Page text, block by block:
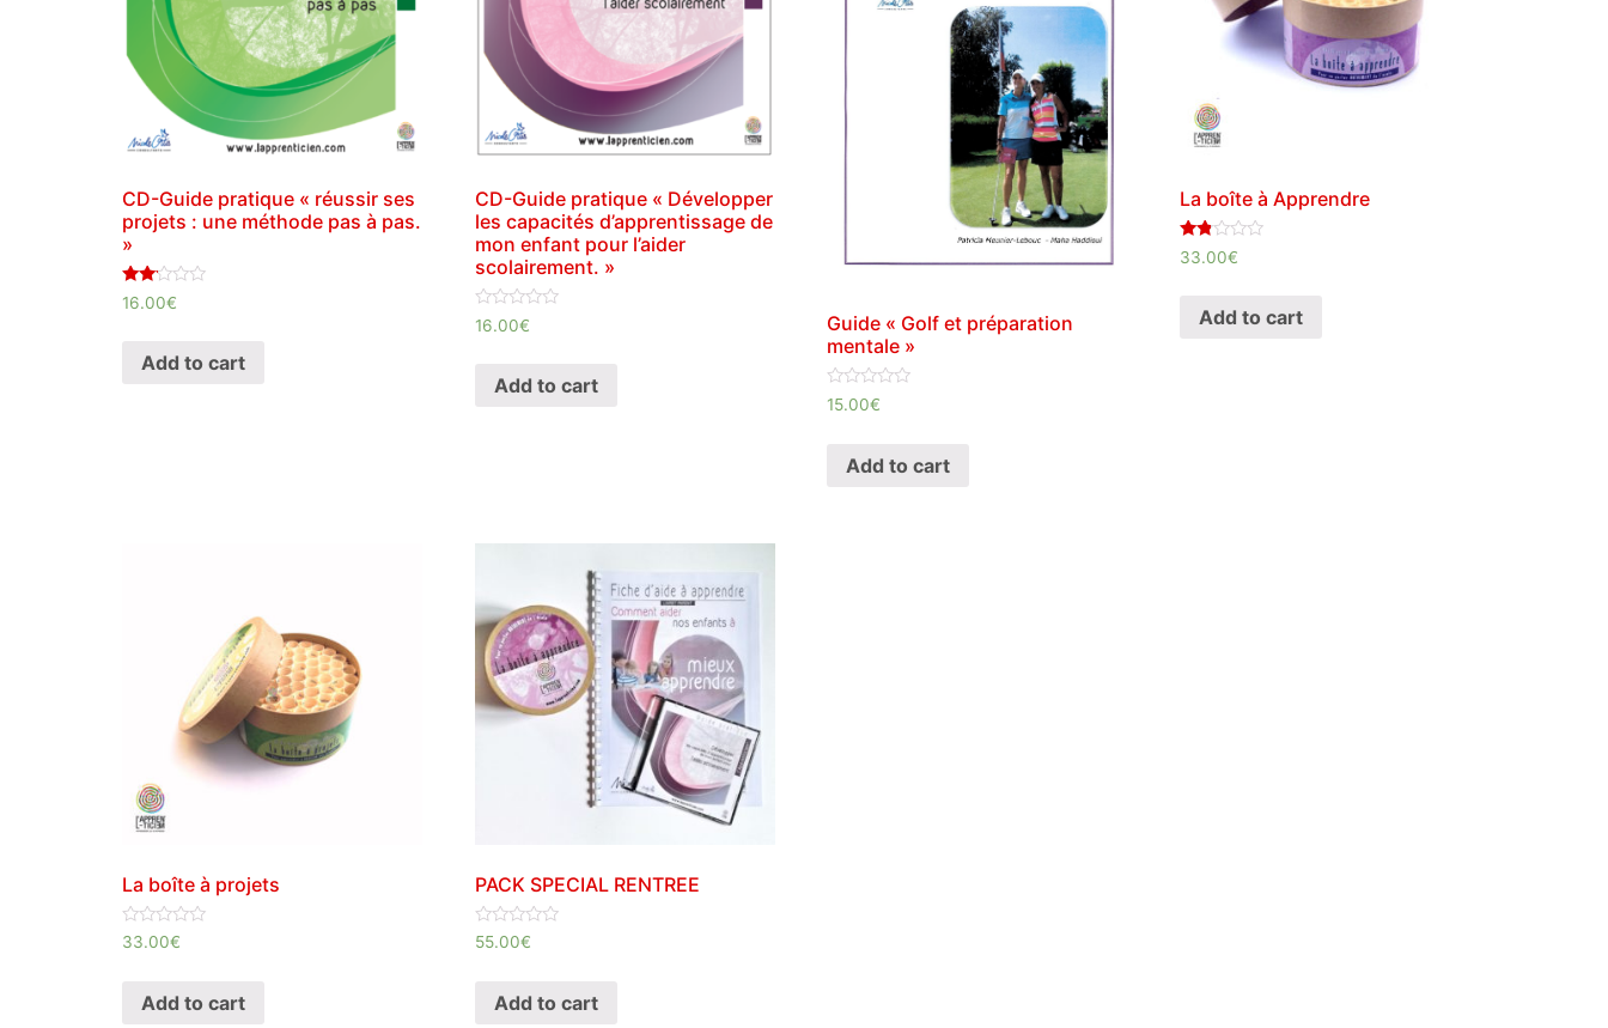
CD-Guide pratique « réussir ses
projets : une méthode pas à pas.
»
Rated
2.00
16.00€
Add to cart
CD-Guide pratique « Développer
les capacités d’apprentissage de
mon enfant pour l’aider
scolairement. »
Rated
0
16.00€
Add to cart
Guide « Golf et préparation
mentale »
Rated
0
15.00€
Add to cart
La boîte à Apprendre
Rated
1.75
33.00€
Add to cart
La boîte à projets
Rated
0
33.00€
Add to cart
PACK SPECIAL RENTREE
Rated
0
55.00€
Add to cart